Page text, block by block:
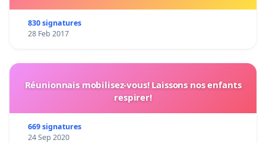
830 signatures
28 Feb 2017
Réunionnais mobilisez-vous! Laissons nos enfants
respirer!
669 signatures
24 Sep 2020